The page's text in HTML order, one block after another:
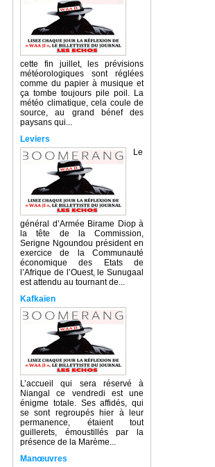
cette fin juillet, les prévisions
météorologiques sont réglées
comme du papier à musique et
ça tombe toujours pile poil. La
météo climatique, cela coule de
source, au grand bénef des
paysans qui...
Leviers
Le
général d’Armée Birame Diop à
la tête de la Commission,
Serigne Ngoundou président en
exercice de la Communauté
économique des Etats de
l’Afrique de l’Ouest, le Sunugaal
est attendu au tournant de...
Kafkaïen
L’accueil qui sera réservé à
Niangal ce vendredi est une
énigme totale. Ses affidés, qui
se sont regroupés hier à leur
permanence, étaient tout
guillerets, émoustillés par la
présence de la Marème...
Manœuvres